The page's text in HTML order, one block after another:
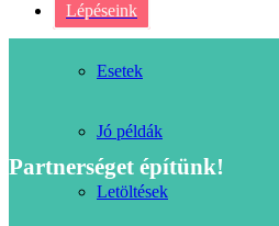
Lépéseink
Esetek
Jó példák
Letöltések
Partnerséget építünk!